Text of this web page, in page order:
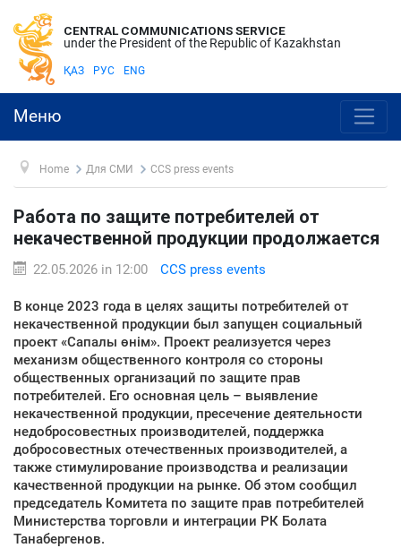
CENTRAL COMMUNICATIONS SERVICE
under the President of the Republic of Kazakhstan
ҚАЗ РУС ENG
Меню
Home Для СМИ CCS press events
Работа по защите потребителей от
некачественной продукции продолжается
22.05.2026 in 12:00 CCS press events
В конце 2023 года в целях защиты потребителей от
некачественной продукции был запущен социальный
проект «Сапалы өнім». Проект реализуется через
механизм общественного контроля со стороны
общественных организаций по защите прав
потребителей. Его основная цель – выявление
некачественной продукции, пресечение деятельности
недобросовестных производителей, поддержка
добросовестных отечественных производителей, а
также стимулирование производства и реализации
качественной продукции на рынке. Об этом сообщил
председатель Комитета по защите прав потребителей
Министерства торговли и интеграции РК Болата
Танабергенов.